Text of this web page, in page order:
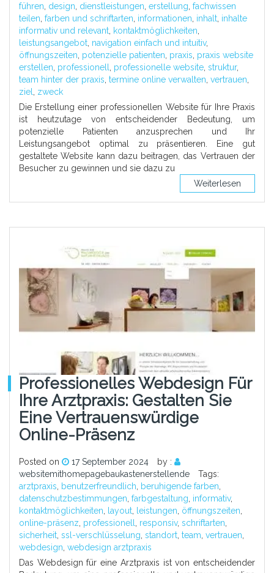
führen design dienstleistungen erstellung fachwissen
teilen farben und schriftarten informationen inhalt inhalte
informativ und relevant kontaktmöglichkeiten
leistungsangebot navigation einfach und intuitiv,
öffnungszeiten potenzielle patienten praxis praxis website
erstellen professionell professionelle website struktur,
team hinter der praxis termine online verwalten vertrauen
ziel
zweck
Die Erstellung einer professionellen Website für Ihre Praxis
ist heutzutage von entscheidender Bedeutung, um
potenzielle Patienten anzusprechen und Ihr
Leistungsangebot optimal zu präsentieren. Eine gut
gestaltete Website kann dazu beitragen, das Vertrauen der
Besucher zu gewinnen und sie dazu zu
Weiterlesen
Professionelles Webdesign Für
Ihre Arztpraxis: Gestalten Sie
Eine Vertrauenswürdige
Online-Präsenz
Posted on 17 September 2024
by :
websitemithomepagebaukastenerstellende
Tags:
arztpraxis, benutzerfreundlich, beruhigende farben,
datenschutzbestimmungen, farbgestaltung, informativ,
kontaktmöglichkeiten, layout, leistungen, öffnungszeiten,
online-präsenz, professionell, responsiv, schriftarten,
sicherheit, ssl-verschlüsselung, standort, team, vertrauen,
webdesign, webdesign arztpraxis
Das Webdesign für eine Arztpraxis ist von entscheidender